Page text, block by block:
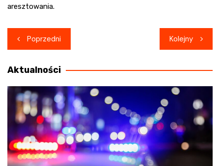
aresztowania.
Nawigacja
wpisu
Poprzedni Kolejny
Aktualności